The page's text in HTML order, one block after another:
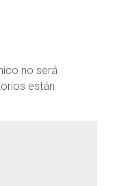
no será
están